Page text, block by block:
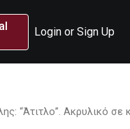
Login or Sign Up
“Άτιτλο”. Ακρυλικό σε